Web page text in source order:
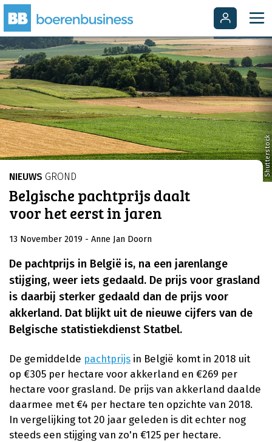
Shutterstock
NIEUWS GROND
Belgische pachtprijs daalt
voor het eerst in jaren
13 November 2019 - Anne Jan Doorn
De pachtprijs in België is, na een jarenlange
stijging, weer iets gedaald. De prijs voor grasland
is daarbij sterker gedaald dan de prijs voor
akkerland. Dat blijkt uit de nieuwe cijfers van de
Belgische statistiekdienst Statbel.
De gemiddelde pachtprijs in België komt in 2018 uit
op €305 per hectare voor akkerland en €269 per
hectare voor grasland. De prijs van akkerland daalde
daarmee met €4 per hectare ten opzichte van 2018.
In vergelijking tot 20 jaar geleden is dit echter nog
steeds een stijging van zo'n €125 per hectare.